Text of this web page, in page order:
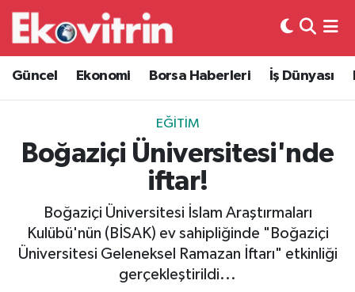
Güncel Ekonomi Borsa Haberleri İş Dünyası
EĞITIM
Boğaziçi Üniversitesi'nde
iftar!
Boğaziçi Üniversitesi İslam Araştırmaları
Kulübü'nün (BİSAK) ev sahipliğinde "Boğaziçi
Üniversitesi Geleneksel Ramazan İftarı" etkinliği
gerçekleştirildi...
Güncel
Ekonomi
Borsa Haberleri
Lojistik
Otovitrin
Hava Durumu
Trafik Durumu
Süper Lig Puan Durumu ve Fikstür
Son Dakika Haberleri
Haber Arşivi